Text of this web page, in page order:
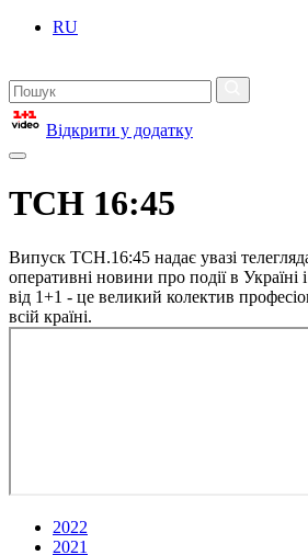
RU
Відкрити у додатку
ТСН 16:45
Випуск ТСН.16:45 надає увазі
оперативні новини про події в Україні
від 1+1 - це великий колектив
всій країні.
2022
2021